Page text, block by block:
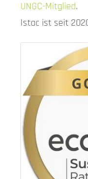
UNGC-Mitglied.
Istac ist seit